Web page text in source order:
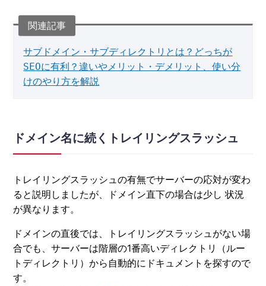
サブドメイン・サブディレクトリとは？どっちが
SEOに有利？違いやメリット・デメリット、使い分
けのやり方を解説
ドメイン名に続くトレイリングスラッシュ
トレイリングスラッシュの有無でサーバーの応対が変わ
ると説明しましたが、ドメイン直下の場合は少し 状況
が異なります。
ドメインの直後では、トレイリングスラッシュがない場
合でも、サーバーは階層の1番高いディレクトリ（ルー
トディレクトリ）から自動的にドキュメントを探すので
す。